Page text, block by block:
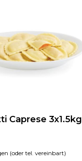
Caprese 3x1.5kg
(oder tel. vereinbart)